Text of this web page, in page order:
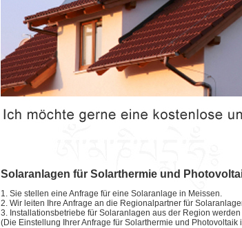
Solaranlagen für Solarthermie und
1. Sie stellen eine Anfrage für eine Solaranlage in Meissen.
2. Wir leiten Ihre Anfrage an die Regionalpartner für
3. Installationsbetriebe für Solaranlagen aus der Region
(Die Einstellung Ihrer Anfrage für Solarthermie und Photovoltaik